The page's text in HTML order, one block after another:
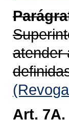
atender
Art. 7A.